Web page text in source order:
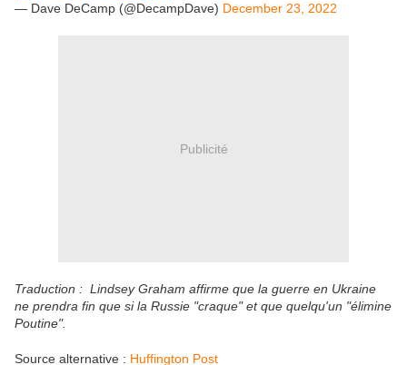
— Dave DeCamp (@DecampDave) December 23, 2022
Publicité
Traduction : Lindsey Graham affirme que la guerre en Ukraine
ne prendra fin que si la Russie "craque" et que quelqu'un "élimine
Poutine".
Source alternative : Huffington Post